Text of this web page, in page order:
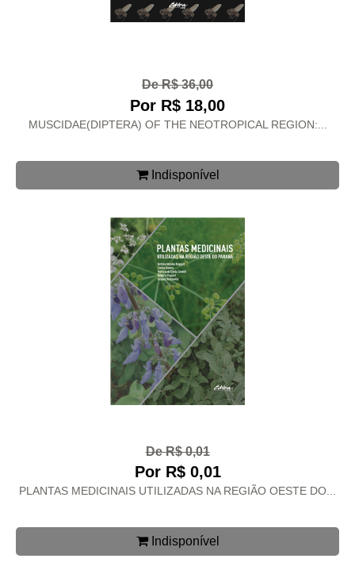
De R$ 36,00
Por R$ 18,00
MUSCIDAE(DIPTERA) OF THE NEOTROPICAL REGION:...
Indisponível
De R$ 0,01
Por R$ 0,01
PLANTAS MEDICINAIS UTILIZADAS NA REGIÃO OESTE DO...
Indisponível